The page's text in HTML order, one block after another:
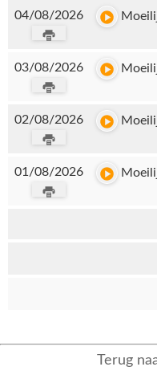
04/08/2026
03/08/2026
02/08/2026
01/08/2026
Terug